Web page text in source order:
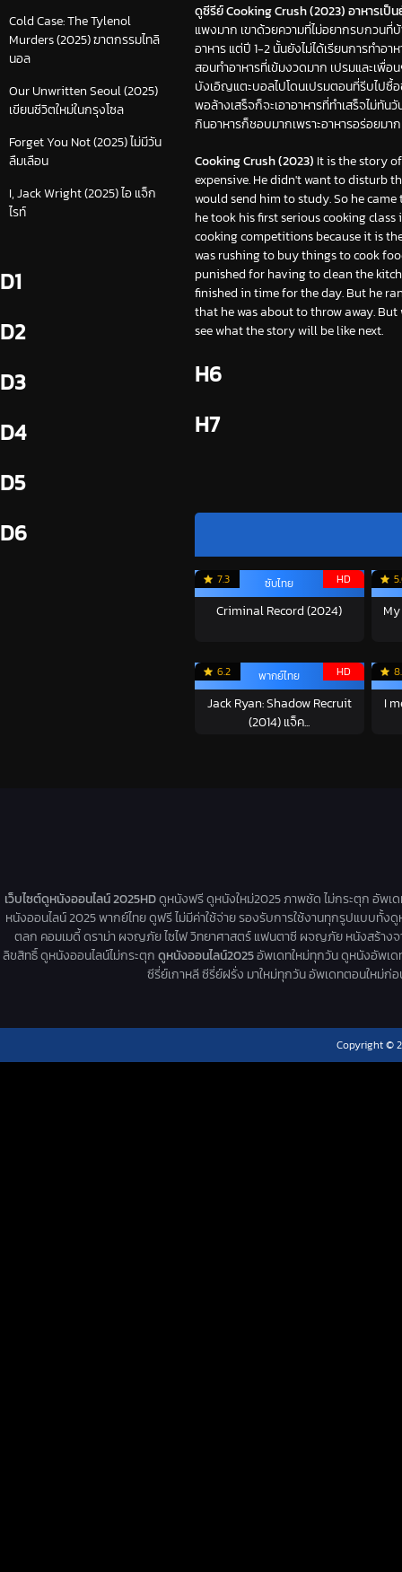
Cold Case: The Tylenol
Murders (2025) ฆาตกรรมไทลิ
นอล
Our Unwritten Seoul (2025)
เขียนชีวิตใหม่ในกรุงโซล
Forget You Not (2025) ไม่มีวัน
ลืมเลือน
I, Jack Wright (2025) ไอ แจ็ก
ไรท์
D1
D2
D3
D4
D5
D6
ดูซีรีย์ Cooking Crush (2023) อาหารเป็
แพงมาก เขาด้วยความที่ไม่อยากรบกวนที่บ้
อาหาร แต่ปี 1-2 นั้นยังไม่ได้เรียนการทำอ
สอนทำอาหารที่เข้มงวดมาก เปรมและเพื่
บังเอิญแตะบอลไปโดนเปรมตอนที่รีบไปซื้อ
พอล้างเสร็จก็จะเอาอาหารที่ทำเสร็จไม่ทั
กินอาหารก็ชอบมากเพราะอาหารอร่อยมา
Cooking Crush (2023) It is the story
expensive. He didn't want to disturb
would send him to study. So he
he took his first serious cooking
cooking competitions because it is
was rushing to buy things to cook
punished for having to clean the
finished in time for the day. But he
that he was about to throw away.
see what the story will be like next.
H6
H7
7.3 HD
ซับไทย
Criminal Record (2024)
6.2 HD
พากย์ไทย
Jack Ryan: Shadow Recruit
(2014) แจ็ค...
I
เว็บไซต์ดูหนังออนไลน์ 2025HDดูหนังฟรี ดูหนังใหม่2025 ภาพชัด ไม่กระตุก อัพเ
หนังออนไลน์ 2025 พากย์ไทย ดูฟรี ไม่มีค่าใช้จ่าย รองรับการใช้งานทุกรูปแบบทั้
ตลก คอมเมดี้ ดราม่า ผจญภัย ไซไฟ วิทยาศาสตร์ แฟนตาซี ผจญภัย หนังสร้างจ
ลิขสิทธิ์ ดูหนังออนไลน์ไม่กระตุกดูหนังออนไลน์2025อัพเดทใหม่ทุกวัน ดูหนังอัพเด
ซีรี่ย์เกาหลี ซีรี่ย์ฝรั่ง มาใหม่ทุกวัน อัพเดทตอนใหม่ก่
Copyright ©